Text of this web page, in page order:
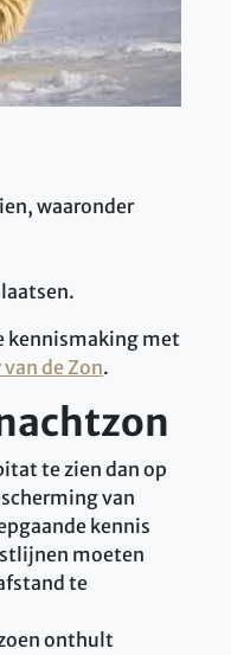
waaronder
kennismaking met
de Zon.
te zien dan op
van
kennis
moeten
te
onthult